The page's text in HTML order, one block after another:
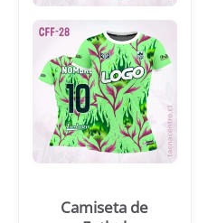
Camiseta de